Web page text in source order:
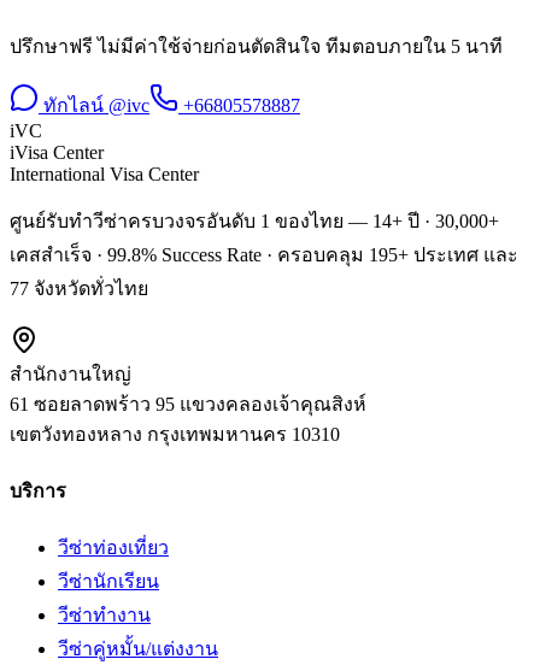
ปรึกษาฟรี ไม่มีค่าใช้จ่ายก่อนตัดสินใจ ทีมตอบภายใน 5 นาที
ทักไลน์ @ivc
+66805578887
iVC
iVisa Center
International Visa Center
ศูนย์รับทำวีซ่าครบวงจรอันดับ 1 ของไทย — 14+ ปี · 30,000+
เคสสำเร็จ · 99.8% Success Rate · ครอบคลุม 195+ ประเทศ และ
77 จังหวัดทั่วไทย
สำนักงานใหญ่
61 ซอยลาดพร้าว 95 แขวงคลองเจ้าคุณสิงห์
เขตวังทองหลาง กรุงเทพมหานคร 10310
บริการ
วีซ่าท่องเที่ยว
วีซ่านักเรียน
วีซ่าทำงาน
วีซ่าคู่หมั้น/แต่งงาน